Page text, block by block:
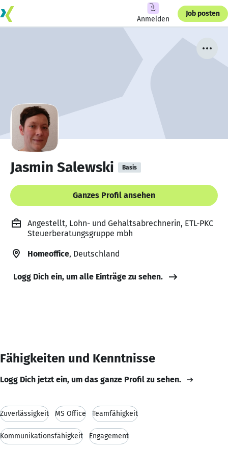
Anmelden
Job posten
Jasmin Salewski Basis
Ganzes Profil ansehen
Angestellt, Lohn- und Gehaltsabrechnerin, ETL-PKC
Steuerberatungsgruppe mbh
Homeoffice, Deutschland
Logg Dich ein, um alle Einträge zu sehen.
Fähigkeiten und Kenntnisse
Logg Dich jetzt ein, um das ganze Profil zu sehen.
Zuverlässigkeit MS Office Teamfähigkeit
Kommunikationsfähigkeit Engagement